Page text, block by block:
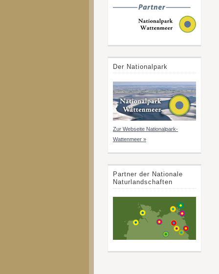
Der Nationalpark
Zur Webseite Nationalpark-
Wattenmeer »
Partner der Nationale
Naturlandschaften